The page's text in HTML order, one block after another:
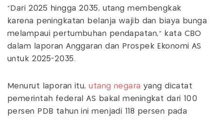
"Dari 2025 hingga 2035, utang membengkak
karena peningkatan belanja wajib dan biaya bunga
melampaui pertumbuhan pendapatan," kata CBO
dalam laporan Anggaran dan Prospek Ekonomi AS
untuk 2025-2035.
Menurut laporan itu,utang negara yang dicatat
pemerintah federal AS bakal meningkat dari 100
persen PDB tahun ini menjadi 118 persen pada